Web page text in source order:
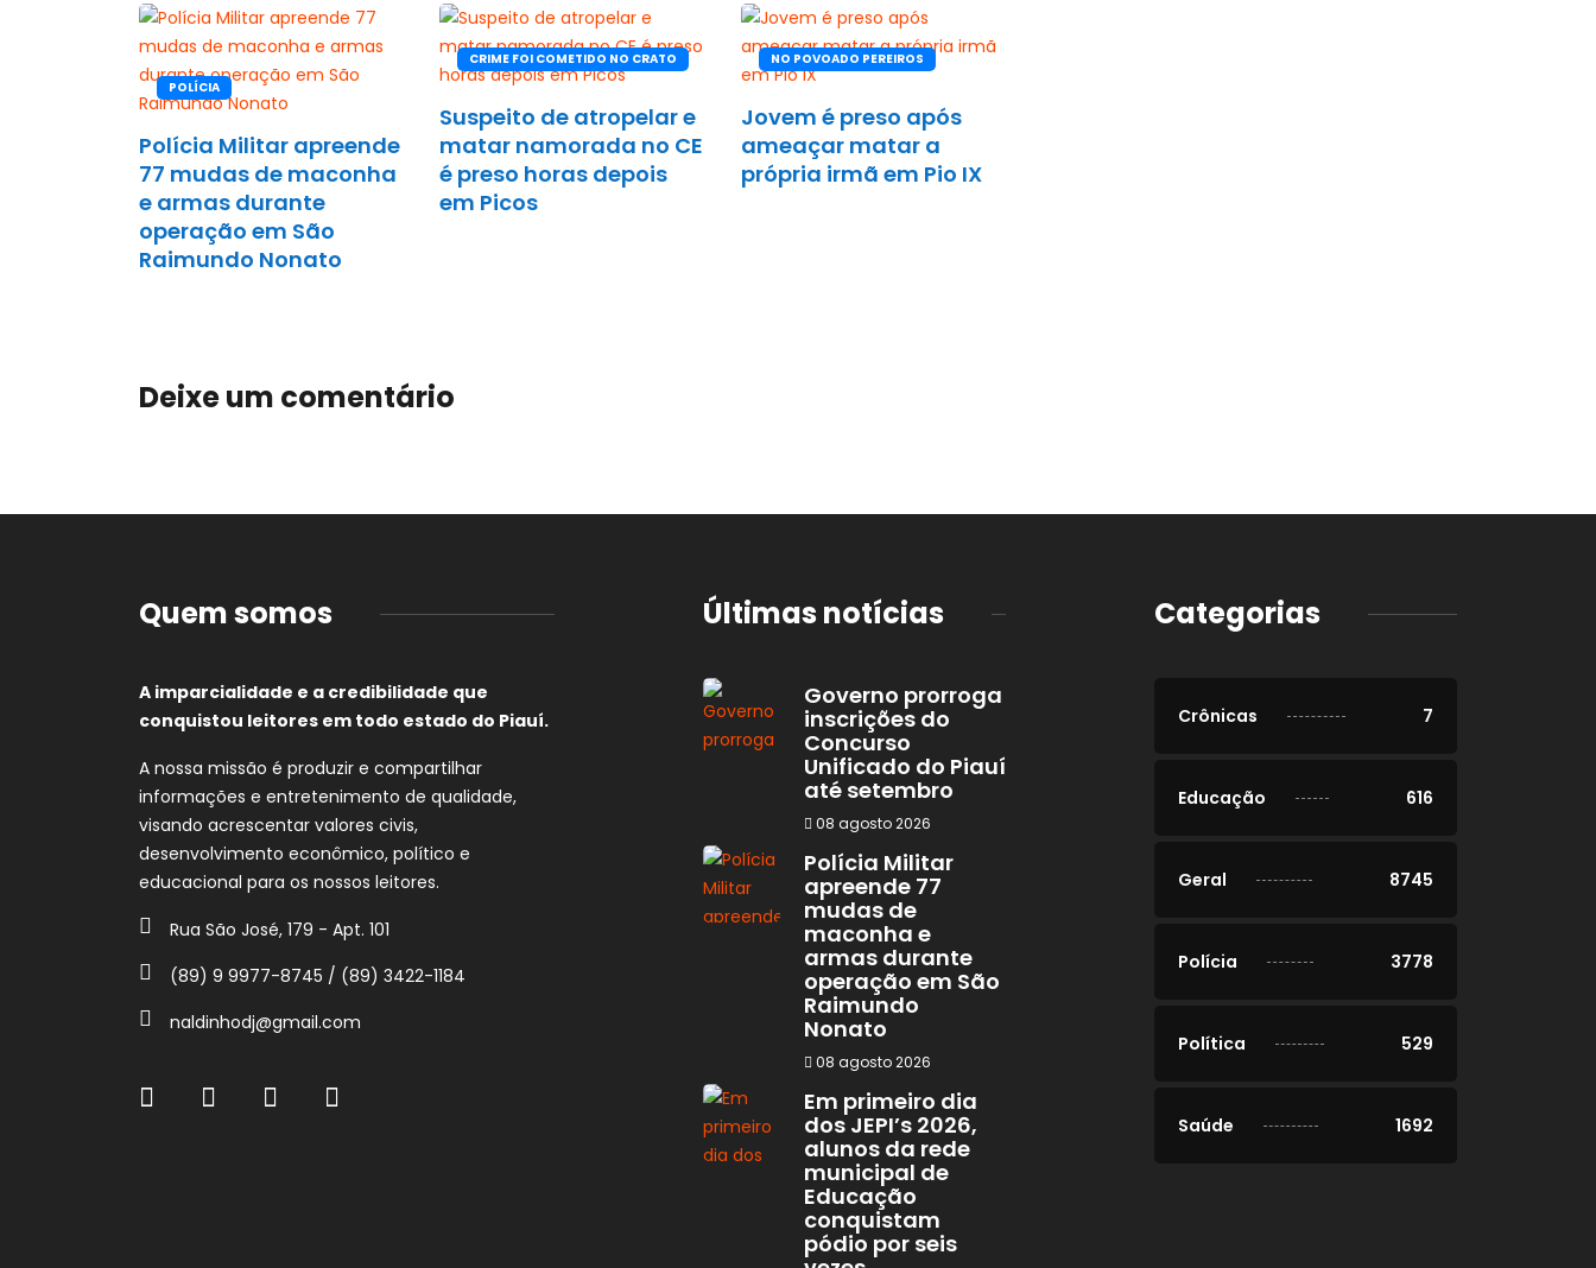
POLÍCIA
Polícia Militar apreende
77 mudas de maconha
e armas durante
operação em São
Raimundo Nonato
CRIME FOI COMETIDO NO CRATO
Suspeito de atropelar e
matar namorada no CE
é preso horas depois
em Picos
NO POVOADO PEREIROS
Jovem é preso após
ameaçar matar a
própria irmã em Pio IX
Deixe um comentário
Quem somos
A imparcialidade e a credibilidade que
conquistou leitores em todo estado do Piauí.
A nossa missão é produzir e compartilhar
informações e entretenimento de qualidade,
visando acrescentar valores civis,
desenvolvimento econômico, político e
educacional para os nossos leitores.
Rua São José, 179 - Apt. 101
(89) 9 9977-8745 / (89) 3422-1184
naldinhodj@gmail.com
Últimas notícias
Governo prorroga
inscrições do
Concurso
Unificado do Piauí
até setembro
08 agosto 2026
Polícia Militar
apreende 77
mudas de
maconha e
armas durante
operação em São
Raimundo
Nonato
08 agosto 2026
Em primeiro dia
dos JEPI’s 2026,
alunos da rede
municipal de
Educação
conquistam
pódio por seis
Categorias
Crônicas 7
Educação 616
Geral 8745
Polícia 3778
Política 529
Saúde 1692